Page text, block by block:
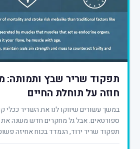
תפקוד שריר שבץ ותמותה:
חוזה על תוחלת החיים
במשך עשורים שיווקו לנו את השריר ככלי
ספורטאים. אבל גל מחקרים חדש משנה את
תפקוד שריר ירוד, הנמדד בכוח אחיזה